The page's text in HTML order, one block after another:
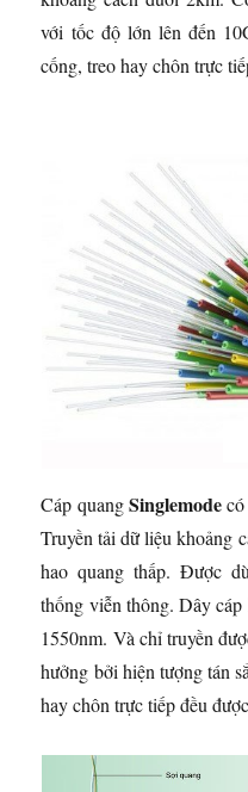
với tốc độ lớn lên đến
cống, treo hay chôn trực
Cáp quangSinglemodecó
Truyền tải dữ liệu khoảng
hao quang thấp. Được
thống viễn thông. Dây
1550nm. Và chỉ truyền
hưởng bởi hiện tượng tán
hay chôn trực tiếp đều